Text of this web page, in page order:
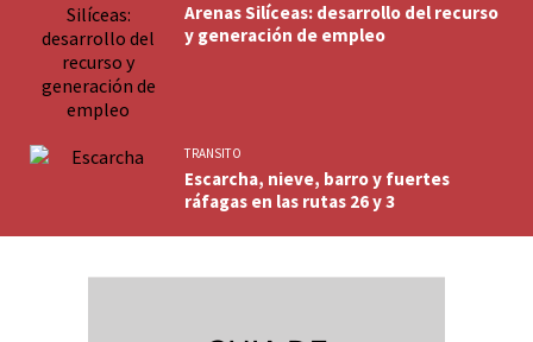
Arenas Silíceas: desarrollo del recurso
y generación de empleo
TRANSITO
Escarcha, nieve, barro y fuertes
ráfagas en las rutas 26 y 3